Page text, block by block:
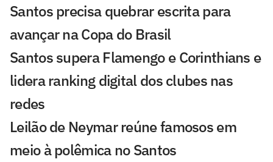
Santos precisa quebrar escrita para
avançar na Copa do Brasil
Santos supera Flamengo e Corinthians e
lidera ranking digital dos clubes nas
redes
Leilão de Neymar reúne famosos em
meio à polêmica no Santos